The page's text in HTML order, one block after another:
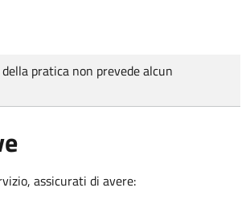
pratica non prevede alcun
assicurati di avere: